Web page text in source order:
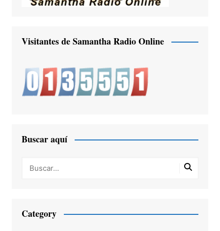
Visitantes de Samantha Radio Online
Buscar aquí
Category